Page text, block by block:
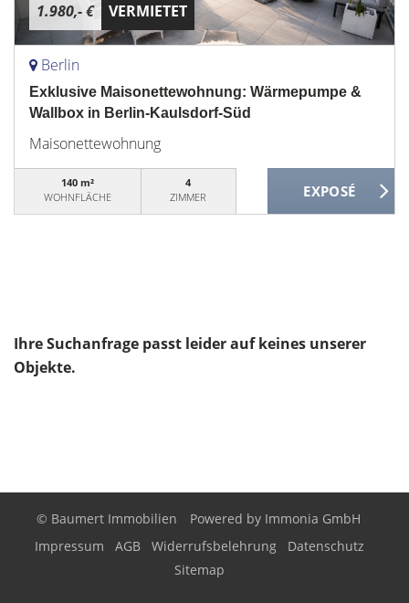
1.980,- € VERMIETET
Berlin
Exklusive Maisonettewohnung: Wärmepumpe &
Wallbox in Berlin-Kaulsdorf-Süd
Maisonettewohnung
140 m²
WOHNFLÄCHE
4
ZIMMER
Ihre Suchanfrage passt leider auf keines unserer
Objekte.
© Baumert Immobilien Powered by Immonia GmbH
Impressum
AGB Widerrufsbelehrung
Datenschutz
Sitemap